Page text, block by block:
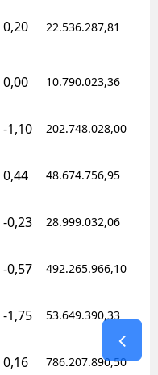
0,20 22.536.287,81
0,00 10.790.023,36
-1,10 202.748.028,00
0,44 48.674.756,95
-0,23 28.999.032,06
-0,57 492.265.966,10
-1,75 53.649.390,33
0,16 786.207.890,50